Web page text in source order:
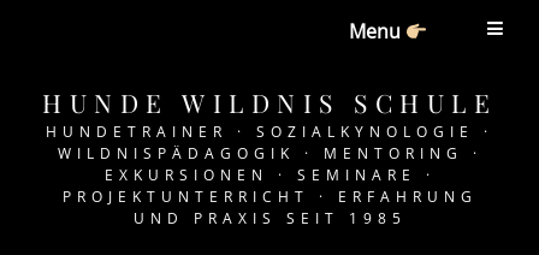
Menu
HUNDE WILDNIS SCHULE
HUNDETRAINER · SOZIALKYNOLOGIE ·
WILDNISPÄDAGOGIK · MENTORING ·
EXKURSIONEN · SEMINARE ·
PROJEKTUNTERRICHT · ERFAHRUNG
UND PRAXIS SEIT 1985